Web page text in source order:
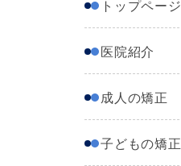
トップページ
医院紹介
成人の矯正
子どもの矯正